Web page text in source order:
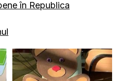
în Republica